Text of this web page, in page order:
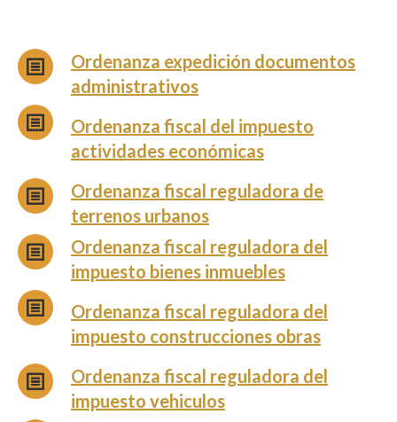
Ordenanza expedición documentos
administrativos
Ordenanza fiscal del impuesto
actividades económicas
Ordenanza fiscal reguladora de
terrenos urbanos
Ordenanza fiscal reguladora del
impuesto bienes inmuebles
Ordenanza fiscal reguladora del
impuesto construcciones obras
Ordenanza fiscal reguladora del
impuesto vehiculos